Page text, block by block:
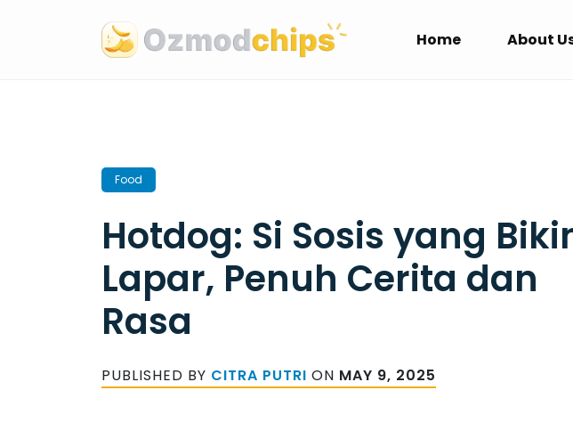
Home About
Food
Hotdog: Si Sosis yang
Lapar, Penuh Cerita dan
Rasa
PUBLISHED BY CITRA PUTRI ON MAY 9, 2025